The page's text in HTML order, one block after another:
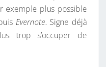
exemple plus possible
Evernote. Signe déjà
trop s’occuper de